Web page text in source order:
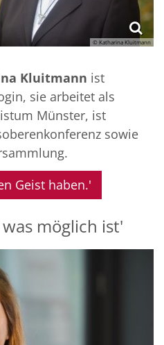
© Katharina Kluitmann
Kluitmann ist
sie arbeitet als
Münster, ist
sowie
Geist haben.'
möglich ist'